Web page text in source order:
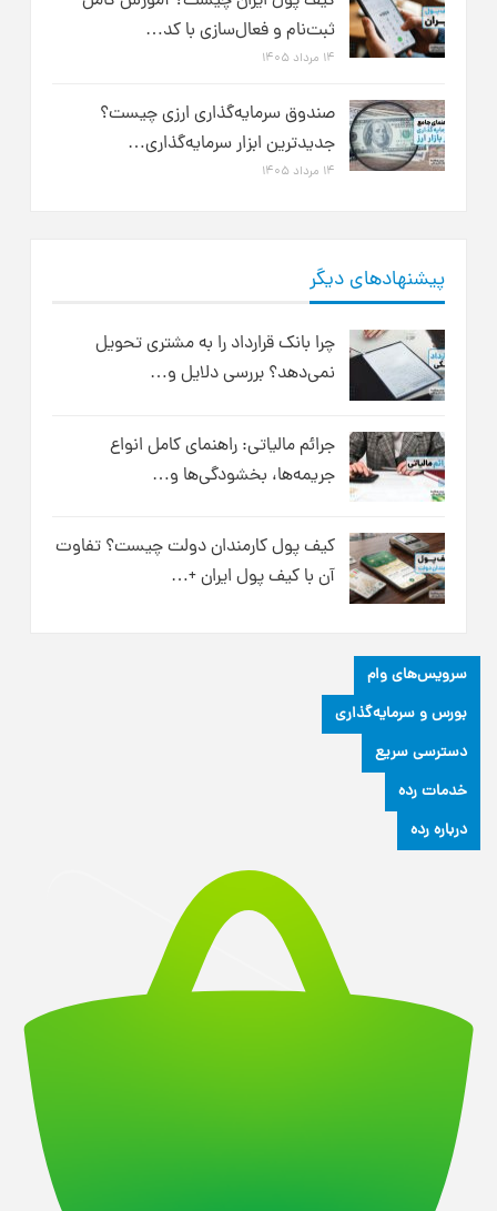
ثبت‌نام و فعال‌سازی با کد…
۱۴ مرداد ۱۴۰۵
صندوق سرمایه‌گذاری ارزی چیست؟
جدیدترین ابزار سرمایه‌گذاری…
۱۴ مرداد ۱۴۰۵
پیشنهادهای دیگر
چرا بانک قرارداد را به مشتری تحویل
نمی‌دهد؟ بررسی دلایل و…
جرائم مالیاتی: راهنمای کامل انواع
جریمه‌ها، بخشودگی‌ها و…
کیف پول کارمندان دولت چیست؟ تفاوت
آن با کیف پول ایران +…
سرویس‌های وام
بورس و سرمایه‌گذاری
دسترسی سریع
خدمات رده
درباره رده